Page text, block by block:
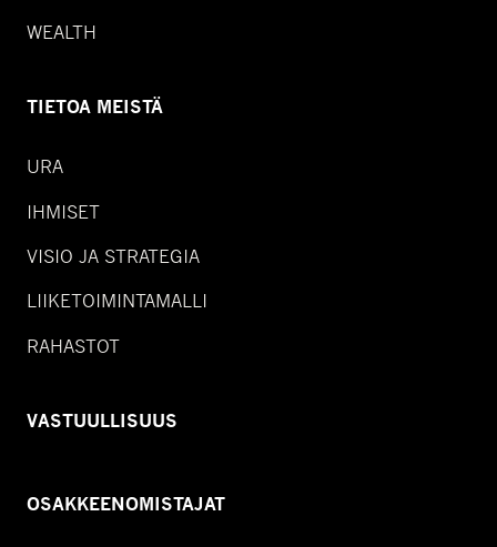
WEALTH
TIETOA MEISTÄ
URA
IHMISET
VISIO JA STRATEGIA
LIIKETOIMINTAMALLI
RAHASTOT
VASTUULLISUUS
OSAKKEENOMISTAJAT